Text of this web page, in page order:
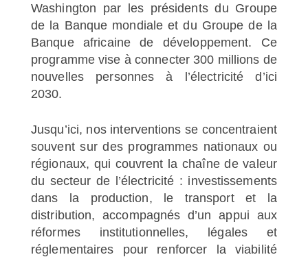
Washington par les présidents du Groupe
de la Banque mondiale et du Groupe de la
Banque africaine de développement. Ce
programme vise à connecter 300 millions de
nouvelles personnes à l’électricité d’ici
2030.
Jusqu’ici, nos interventions se concentraient
souvent sur des programmes nationaux ou
régionaux, qui couvrent la chaîne de valeur
du secteur de l’électricité : investissements
dans la production, le transport et la
distribution, accompagnés d’un appui aux
réformes institutionnelles, légales et
réglementaires pour renforcer la viabilité